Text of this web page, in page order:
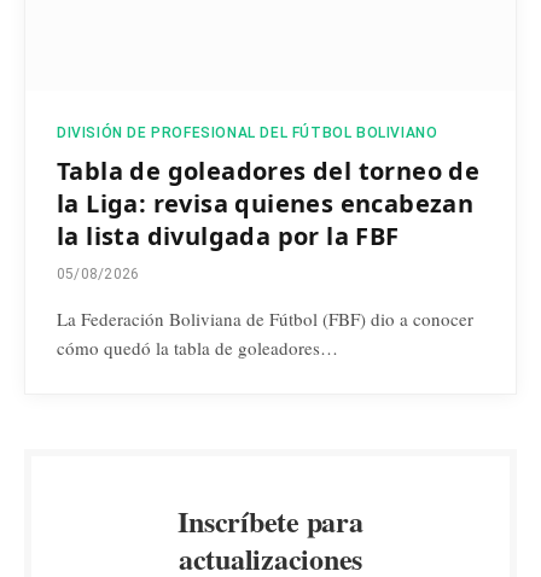
DIVISIÓN DE PROFESIONAL DEL FÚTBOL BOLIVIANO
Tabla de goleadores del torneo de
la Liga: revisa quienes encabezan
la lista divulgada por la FBF
05/08/2026
La Federación Boliviana de Fútbol (FBF) dio a conocer
cómo quedó la tabla de goleadores…
Inscríbete para
actualizaciones